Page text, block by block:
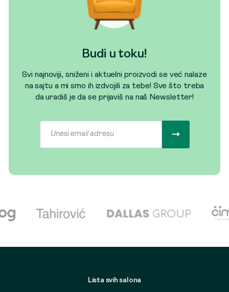
Budi u toku!
Svi najnoviji, sniženi i aktuelni proizvodi se već nalaze
na sajtu a mi smo ih izdvojili za tebe! Sve što treba
da uradiš je da se prijaviš na naš Newsletter!
Lista svih salona